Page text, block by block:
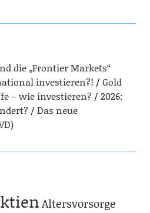
die „Frontier Markets“
investieren?!
Gold
– wie investieren?
2026:
Das neue
Altersvorsorge